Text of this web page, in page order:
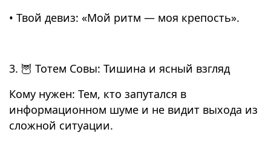
• Твой девиз: «Мой ритм — моя крепость».
3. 🦉 Тотем Совы: Тишина и ясный взгляд
Кому нужен: Тем, кто запутался в
информационном шуме и не видит выхода из
сложной ситуации.